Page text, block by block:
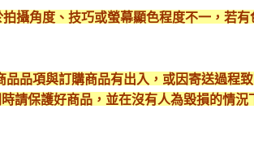
攝角度、技巧或螢幕顯色程度不一，若
品項與訂購商品有出入，或因寄送過程
請保護好商品，並在沒有人為毀損的情況